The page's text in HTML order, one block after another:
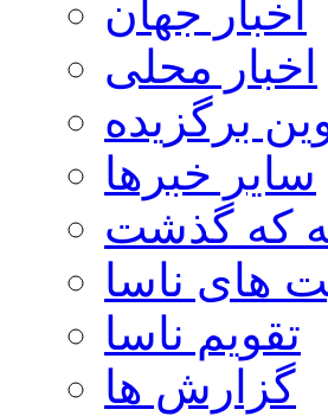
اخبار جهان
اخبار محلی
برگزیده
سایر خبرها
که گذشت
های ناسا
تقویم ناسا
گزارش ها